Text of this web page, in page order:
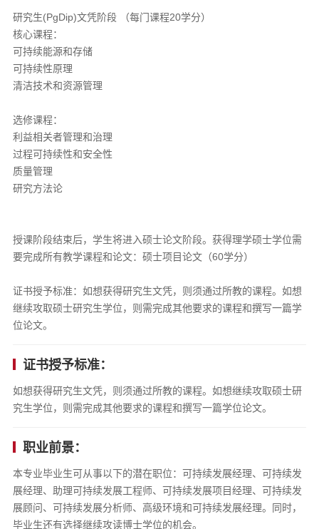
研究生(PgDip)文凭阶段 （每门课程20学分）
核心课程：
可持续能源和存储
可持续性原理
清洁技术和资源管理
选修课程：
利益相关者管理和治理
过程可持续性和安全性
质量管理
研究方法论
授课阶段结束后，学生将进入硕士论文阶段。获得理学硕士学位需
要完成所有教学课程和论文：硕士项目论文（60学分）
证书授予标准：如想获得研究生文凭，则须通过所教的课程。如想
继续攻取硕士研究生学位，则需完成其他要求的课程和撰写一篇学
位论文。
证书授予标准：
如想获得研究生文凭，则须通过所教的课程。如想继续攻取硕士研
究生学位，则需完成其他要求的课程和撰写一篇学位论文。
职业前景：
本专业毕业生可从事以下的潜在职位：可持续发展经理、可持续发
展经理、助理可持续发展工程师、可持续发展项目经理、可持续发
展顾问、可持续发展分析师、高级环境和可持续发展经理。同时，
毕业生还有选择继续攻读博士学位的机会。